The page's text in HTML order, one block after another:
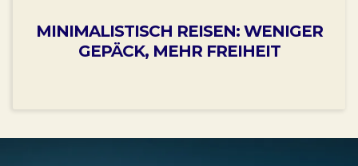
MINIMALISTISCH REISEN: WENIGER
GEPÄCK, MEHR FREIHEIT